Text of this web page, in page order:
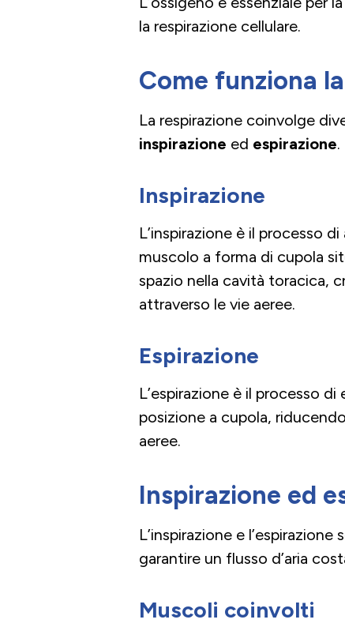
la respirazione cellulare.
Come funziona
La respirazione coinvolge
inspirazione ed espirazione.
Inspirazione
L’inspirazione è il processo
muscolo a forma di cupola
spazio nella cavità toracica,
attraverso le vie aeree.
Espirazione
L’espirazione è il processo
posizione a cupola,
aeree.
Inspirazione ed
L’inspirazione e
garantire un flusso d’aria
Muscoli coinvolti